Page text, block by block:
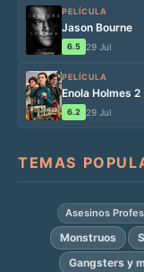
PELÍCULA
Jason Bourne
6.5 29 Jul
PELÍCULA
Enola Holmes 2
6.2 29 Jul
TEMAS
Asesinos
Monstruos
Gangsters y